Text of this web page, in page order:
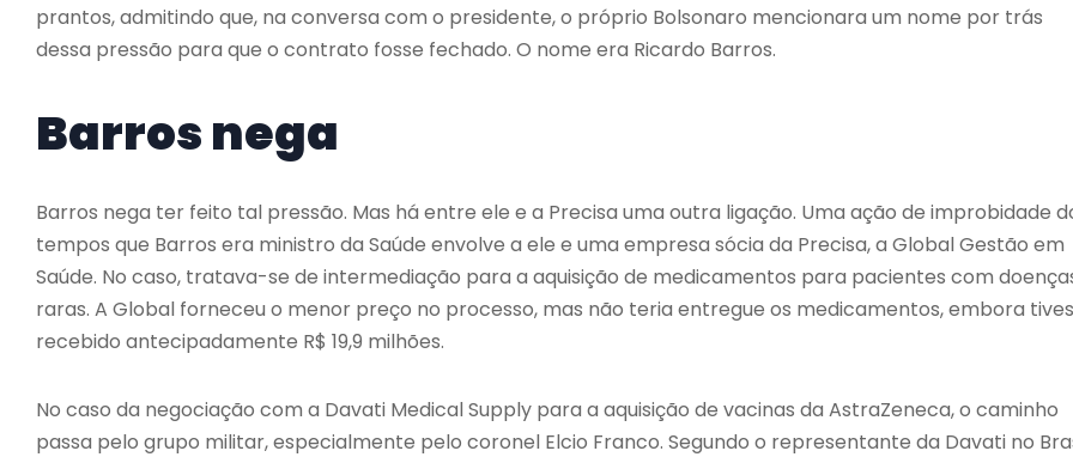
prantos, admitindo que, na conversa com o presidente, o próprio Bolsonaro mencionara um nome por trás
dessa pressão para que o contrato fosse fechado. O nome era Ricardo Barros.
Barros nega
Barros nega ter feito tal pressão. Mas há entre ele e a Precisa uma outra ligação. Uma ação de improbidade
tempos que Barros era ministro da Saúde envolve a ele e uma empresa sócia da Precisa, a Global Gestão em
Saúde. No caso, tratava-se de intermediação para a aquisição de medicamentos para pacientes com
raras. A Global forneceu o menor preço no processo, mas não teria entregue os medicamentos, embora
recebido antecipadamente R$ 19,9 milhões.
No caso da negociação com a Davati Medical Supply para a aquisição de vacinas da AstraZeneca, o caminho
passa pelo grupo militar, especialmente pelo coronel Elcio Franco. Segundo o representante da Davati no